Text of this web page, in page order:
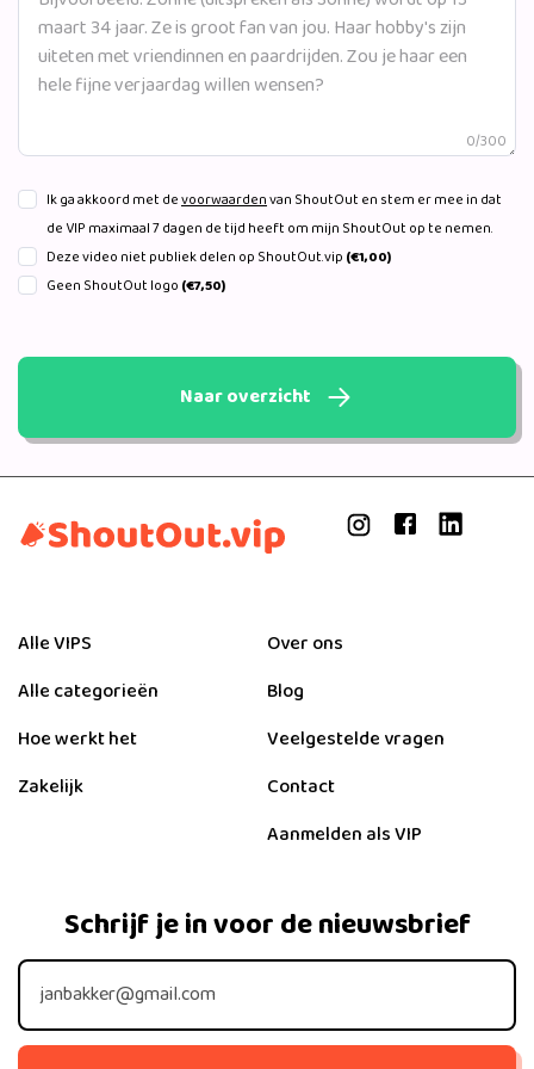
0/300
Ik ga akkoord met devoorwaardenvan ShoutOut en stem er mee in dat
de VIP maximaal 7 dagen de tijd heeft om mijn ShoutOut op te nemen.
Deze video niet publiek delen op ShoutOut.vip (€1,00)
Geen ShoutOut logo (€7,50)
Naar overzicht
Alle VIPS
Alle categorieën
Hoe werkt het
Zakelijk
Over ons
Blog
Veelgestelde vragen
Contact
Aanmelden als VIP
Schrijf je in voor de nieuwsbrief